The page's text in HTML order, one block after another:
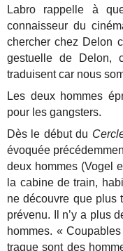
Labro rappelle à
connaisseur du
chercher chez Delon
gestuelle de Delon,
traduisent car nous
Les deux hommes
pour les gangsters.
Dès le début du
évoquée
deux hommes (Vogel
la cabine de train,
ne découvre que plus
prévenu. Il n’y a plus
hommes. «
traque sont des